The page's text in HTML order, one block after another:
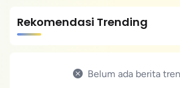
Rekomendasi Trending
Belum ada berita